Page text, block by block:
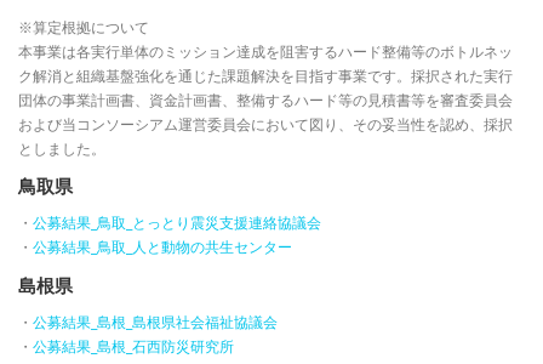
※算定根拠について
本事業は各実行単体のミッション達成を阻害するハード整備等のボトルネッ
ク解消と組織基盤強化を通じた課題解決を目指す事業です。採択された実行
団体の事業計画書、資金計画書、整備するハード等の見積書等を審査委員会
および当コンソーシアム運営委員会において図り、その妥当性を認め、採択
としました。
鳥取県
・ 公募結果_鳥取_とっとり震災支援連絡協議会
・ 公募結果_鳥取_人と動物の共生センター
島根県
・ 公募結果_島根_島根県社会福祉協議会
・ 公募結果_島根_石西防災研究所